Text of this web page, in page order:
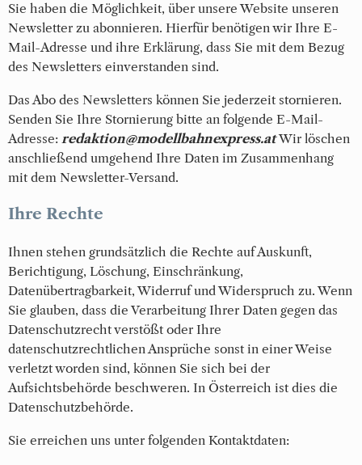
Sie haben die Möglichkeit, über unsere Website unseren
Newsletter zu abonnieren. Hierfür benötigen wir Ihre E-
Mail-Adresse und ihre Erklärung, dass Sie mit dem Bezug
des Newsletters einverstanden sind.
Das Abo des Newsletters können Sie jederzeit stornieren.
Senden Sie Ihre Stornierung bitte an folgende E-Mail-
Adresse: redaktion@modellbahnexpress.atWir löschen
anschließend umgehend Ihre Daten im Zusammenhang
mit dem Newsletter-Versand.
Ihre Rechte
Ihnen stehen grundsätzlich die Rechte auf Auskunft,
Berichtigung, Löschung, Einschränkung,
Datenübertragbarkeit, Widerruf und Widerspruch zu. Wenn
Sie glauben, dass die Verarbeitung Ihrer Daten gegen das
Datenschutzrecht verstößt oder Ihre
datenschutzrechtlichen Ansprüche sonst in einer Weise
verletzt worden sind, können Sie sich bei der
Aufsichtsbehörde beschweren. In Österreich ist dies die
Datenschutzbehörde.
Sie erreichen uns unter folgenden Kontaktdaten: